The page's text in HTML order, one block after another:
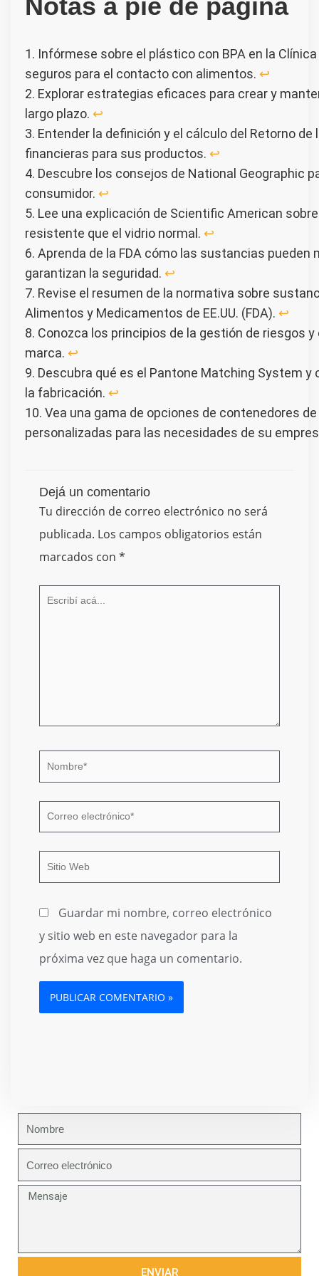
Notas a pie de página
1. Infórmese sobre el plástico con BPA en la
seguros para el contacto con alimentos. ↩︎
2. Explorar estrategias eficaces para crear y
largo plazo. ↩︎
3. Entender la definición y el cálculo del Retorno
financieras para sus productos. ↩︎
4. Descubre los consejos de National Geographic
consumidor. ↩︎
5. Lee una explicación de Scientific American
resistente que el vidrio normal. ↩︎
6. Aprenda de la FDA cómo las sustancias
garantizan la seguridad. ↩︎
7. Revise el resumen de la normativa sobre
Alimentos y Medicamentos de EE.UU. (FDA). ↩︎
8. Conozca los principios de la gestión de riesgos
marca. ↩︎
9. Descubra qué es el Pantone Matching System
la fabricación. ↩︎
10. Vea una gama de opciones de contenedores
personalizadas para las necesidades de su
Dejá un comentario
Tu dirección de correo electrónico no será
publicada. Los campos obligatorios están
marcados con *
Escribí
Nombre*
Correo
electrónico*
Sitio
Web
Guardar mi nombre, correo electrónico
y sitio web en este navegador para la
próxima vez que haga un comentario.
Nombre
邮
箱
Mensaje
ENVIAR